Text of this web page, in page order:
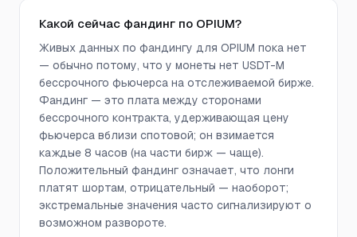
Какой сейчас фандинг по OPIUM?
Живых данных по фандингу для OPIUM пока нет
— обычно потому, что у монеты нет USDT-M
бессрочного фьючерса на отслеживаемой бирже.
Фандинг — это плата между сторонами
бессрочного контракта, удерживающая цену
фьючерса вблизи спотовой; он взимается
каждые 8 часов (на части бирж — чаще).
Положительный фандинг означает, что лонги
платят шортам, отрицательный — наоборот;
экстремальные значения часто сигнализируют о
возможном развороте.